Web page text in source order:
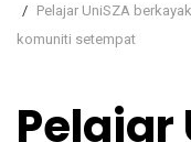
Pelajar UniSZA
komuniti setempat
Pelajar